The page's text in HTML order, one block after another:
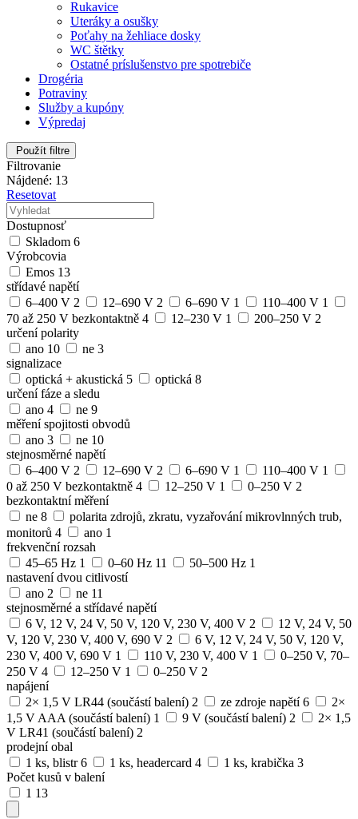
Rukavice
Uteráky a osušky
Poťahy na žehliace dosky
WC štětky
Ostatné príslušenstvo pre spotrebiče
Drogéria
Potraviny
Služby a kupóny
Výpredaj
Použít filtre
Filtrovanie
Nájdené: 13
Resetovat
Dostupnosť
Skladom 6
Výrobcovia
Emos 13
střídavé napětí
6–400 V 2 12–690 V 2 6–690 V 1 110–400 V 1
70 až 250 V bezkontaktně 4 12–230 V 1 200–250 V 2
určení polarity
ano 10 ne 3
signalizace
optická + akustická 5 optická 8
určení fáze a sledu
ano 4 ne 9
měření spojitosti obvodů
ano 3 ne 10
stejnosměrné napětí
6–400 V 2 12–690 V 2 6–690 V 1 110–400 V 1
0 až 250 V bezkontaktně 4 12–250 V 1 0–250 V 2
bezkontaktní měření
ne 8
polarita zdrojů, zkratu, vyzařování mikrovlnných trub,
monitorů 4 ano 1
frekvenční rozsah
45–65 Hz 1 0–60 Hz 11 50–500 Hz 1
nastavení dvou citlivostí
ano 2 ne 11
stejnosměrné a střídavé napětí
6 V, 12 V, 24 V, 50 V, 120 V, 230 V, 400 V 2
12 V, 24 V, 50
V, 120 V, 230 V, 400 V, 690 V 2
6 V, 12 V, 24 V, 50 V, 120 V,
230 V, 400 V, 690 V 1 110 V, 230 V, 400 V 1
0–250 V, 70–
250 V 4 12–250 V 1 0–250 V 2
napájení
2× 1,5 V LR44 (součástí balení) 2 ze zdroje napětí6
2×
1,5 V AAA (součástí balení) 1 9 V (součástí balení) 2
2× 1,5
V LR41 (součástí balení) 2
prodejní obal
1 ks, blistr6 1 ks, headercard 4 1 ks, krabička 3
Počet kusů v balení
1 13